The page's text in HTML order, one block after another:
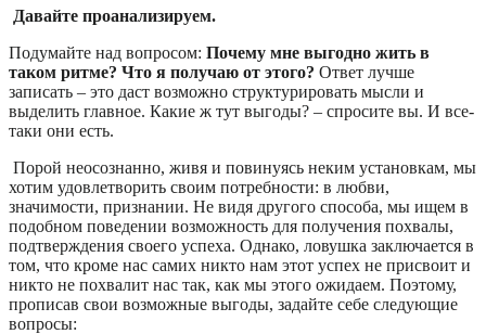
Давайте проанализируем.
Подумайте над вопросом: Почему мне выгодно жить в
таком ритме? Что я получаю от этого? Ответ лучше
записать – это даст возможно структурировать мысли и
выделить главное. Какие ж тут выгоды? – спросите вы. И все-
таки они есть.
Порой неосознанно, живя и повинуясь неким установкам, мы
хотим удовлетворить своим потребности: в любви,
значимости, признании. Не видя другого способа, мы ищем в
подобном поведении возможность для получения похвалы,
подтверждения своего успеха. Однако, ловушка заключается в
том, что кроме нас самих никто нам этот успех не присвоит и
никто не похвалит нас так, как мы этого ожидаем. Поэтому,
прописав свои возможные выгоды, задайте себе следующие
вопросы: